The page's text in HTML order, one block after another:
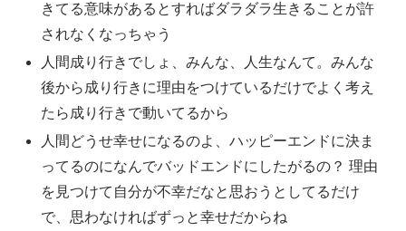
きてる意味があるとすればダラダラ生きることが許
されなくなっちゃう
人間成り行きでしょ、みんな、人生なんて。みんな
後から成り行きに理由をつけているだけでよく考え
たら成り行きで動いてるから
人間どうせ幸せになるのよ、ハッピーエンドに決ま
ってるのになんでバッドエンドにしたがるの？ 理由
を見つけて自分が不幸だなと思おうとしてるだけ
で、思わなければずっと幸せだからね